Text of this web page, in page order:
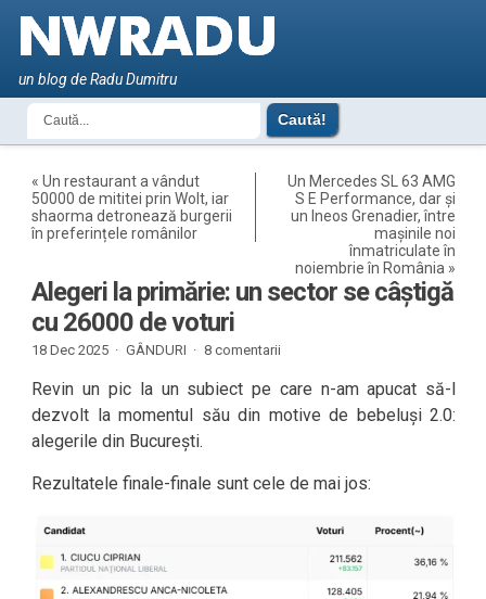
un blog de Radu Dumitru
«Un restaurant a vândut
50000 de mititei prin Wolt, iar
shaorma detronează burgerii
în preferințele românilor
Un Mercedes SL 63 AMG
S E Performance, dar și
un Ineos Grenadier, între
mașinile noi
înmatriculate în
noiembrie în România »
Alegeri la primărie: un sector se câștigă
cu 26000 de voturi
18 Dec 2025 · GÂNDURI · 8 comentarii
Revin un pic la un subiect pe care n-am apucat să-l
dezvolt la momentul său din motive de bebeluși 2.0:
alegerile din București.
Rezultatele finale-finale sunt cele de mai jos: